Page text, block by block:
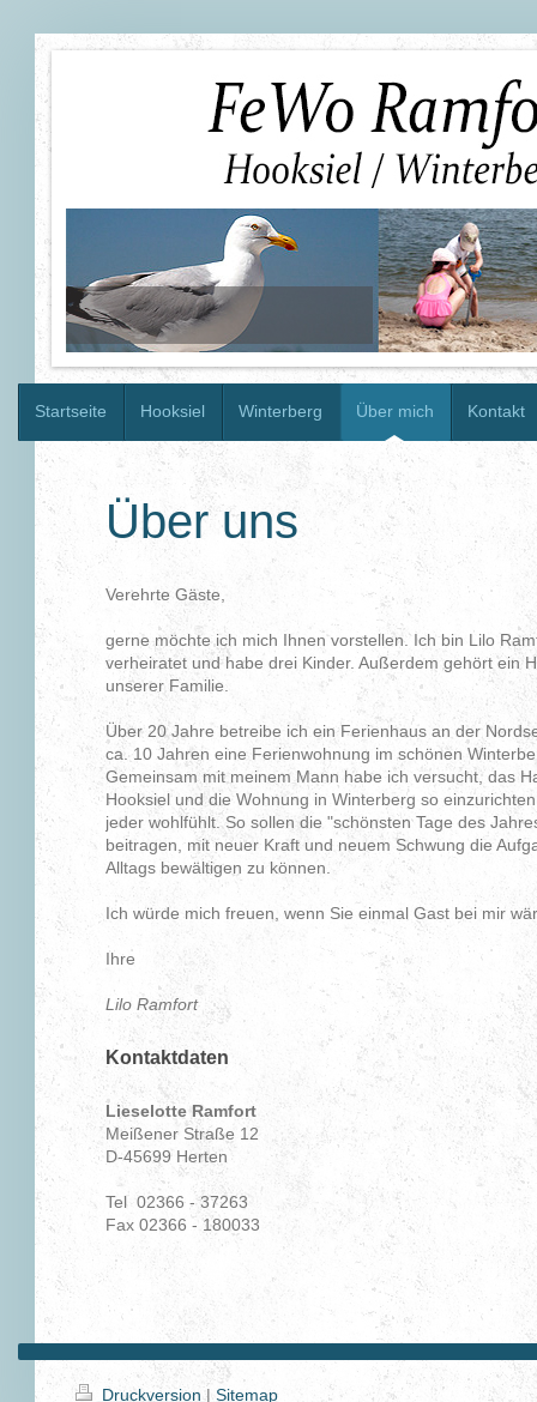
Startseite Hooksiel Winterberg Über mich Kontakt
Über uns
Verehrte Gäste,
gerne möchte ich mich Ihnen vorstellen. Ich bin Lilo
verheiratet und habe drei Kinder. Außerdem gehört ein
unserer Familie.
Über 20 Jahre betreibe ich ein Ferienhaus an der
ca. 10 Jahren eine Ferienwohnung im schönen
Gemeinsam mit meinem Mann habe ich versucht, das
Hooksiel und die Wohnung in Winterberg so
jeder wohlfühlt. So sollen die "schönsten Tage des
beitragen, mit neuer Kraft und neuem Schwung die
Alltags bewältigen zu können.
Ich würde mich freuen, wenn Sie einmal Gast bei mir
Ihre
Lilo Ramfort
Kontaktdaten
Lieselotte Ramfort
Meißener Straße 12
D-45699 Herten
Tel 02366 - 37263
Fax 02366 - 180033
Druckversion | Sitemap